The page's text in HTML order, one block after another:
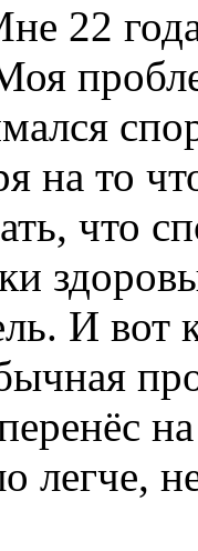
22
на то
что
И вот
легче,